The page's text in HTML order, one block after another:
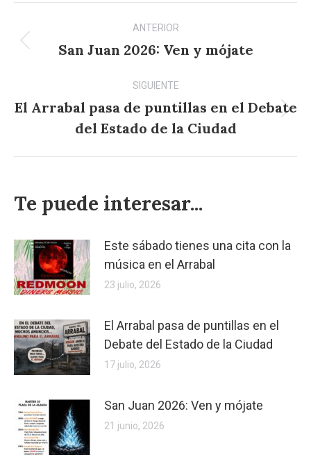
Navegación
entre
publicaciones
ANTERIOR
Publicación
San Juan 2026: Ven y mójate
SIGUIENTE
Publicación
siguiente:
El Arrabal pasa de puntillas en el Debate
del Estado de la Ciudad
Te puede interesar...
Este sábado tienes una cita con la
música en el Arrabal
23 julio, 2026
El Arrabal pasa de puntillas en el
Debate del Estado de la Ciudad
17 julio, 2026
San Juan 2026: Ven y mójate
21 junio, 2026